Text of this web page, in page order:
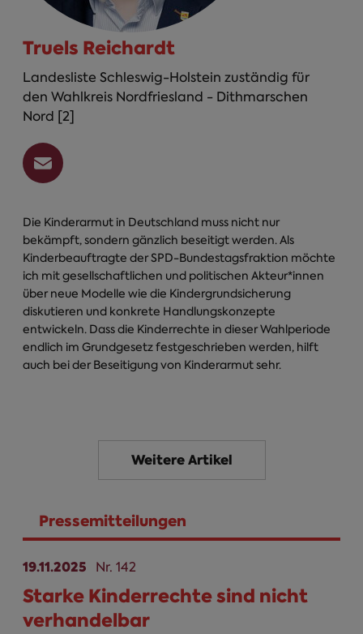
Truels Reichardt
Landesliste Schleswig-Holstein zuständig für
den Wahlkreis Nordfriesland - Dithmarschen
Nord [2]
Die Kinderarmut in Deutschland muss nicht nur
bekämpft, sondern gänzlich beseitigt werden. Als
Kinderbeauftragte der SPD-Bundestagsfraktion möchte
ich mit gesellschaftlichen und politischen Akteur*innen
über neue Modelle wie die Kindergrundsicherung
diskutieren und konkrete Handlungskonzepte
entwickeln. Dass die Kinderrechte in dieser Wahlperiode
endlich im Grundgesetz festgeschrieben werden, hilft
auch bei der Beseitigung von Kinderarmut sehr.
Weitere Artikel
Pressemitteilungen
19.11.2025 Nr. 142
Starke Kinderrechte sind nicht
verhandelbar